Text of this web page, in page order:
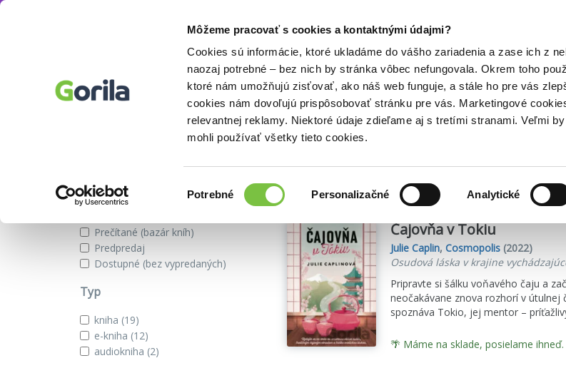
Môžeme pracovať s cookies a kontaktnými údajmi?
Cookies sú informácie, ktoré ukladáme do vášho zariadenia a zase ich z
naozaj potrebné – bez nich by stránka vôbec nefungovala. Okrem toho
ktoré nám umožňujú zisťovať, ako náš web funguje, a stále ho pre vás
cookies nám dovoľujú prispôsobovať stránku pre vás. Marketingové
relevantnej reklamy. Niektoré údaje zdieľame aj s tretími stranami. Veľmi
mohli používať všetky tieto cookies.
súhlasu
Potrebné Personalizačné Analytické
Doplnky
Romantické úteky
Séria Romantické úteky
Novinky
Zľavnené tituly
Prečítané (bazár kníh)
Predpredaj
Dostupné (bez vypredaných)
Typ
kniha (19)
e-kniha (12)
audiokniha (2)
Čajovňa v Tokiu
Julie Caplin, Cosmopolis(2022)
Osudová láska v krajine
Pripravte si šálku voňavého čaju a
neočakávane znova rozhorí v útulnej
spoznáva Tokio, jej mentor –
🌴 Máme na sklade, posielame ihneď.